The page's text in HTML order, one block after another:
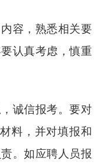
容，熟悉相关要
认真考虑，慎重
诚信报考。要对
料，并对填报和
。如应聘人员报